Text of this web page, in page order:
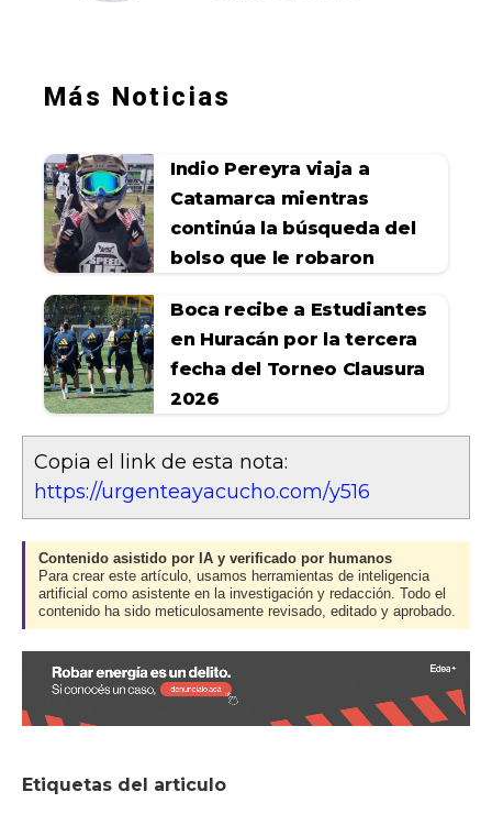
Más Noticias
Indio Pereyra viaja a
Catamarca mientras
continúa la búsqueda del
bolso que le robaron
Boca recibe a Estudiantes
en Huracán por la tercera
fecha del Torneo Clausura
2026
Copia el link de esta nota:
https://urgenteayacucho.com/y516
Contenido asistido por IA y verificado por humanos
Para crear este artículo, usamos herramientas de inteligencia
artificial como asistente en la investigación y redacción. Todo el
contenido ha sido meticulosamente revisado, editado y aprobado.
Etiquetas del articulo